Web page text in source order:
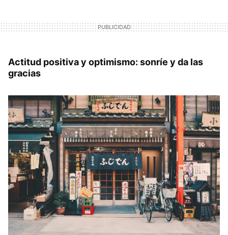
Actitud positiva y optimismo: sonríe y da las
gracias